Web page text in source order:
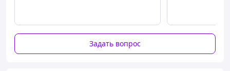
Задать вопрос